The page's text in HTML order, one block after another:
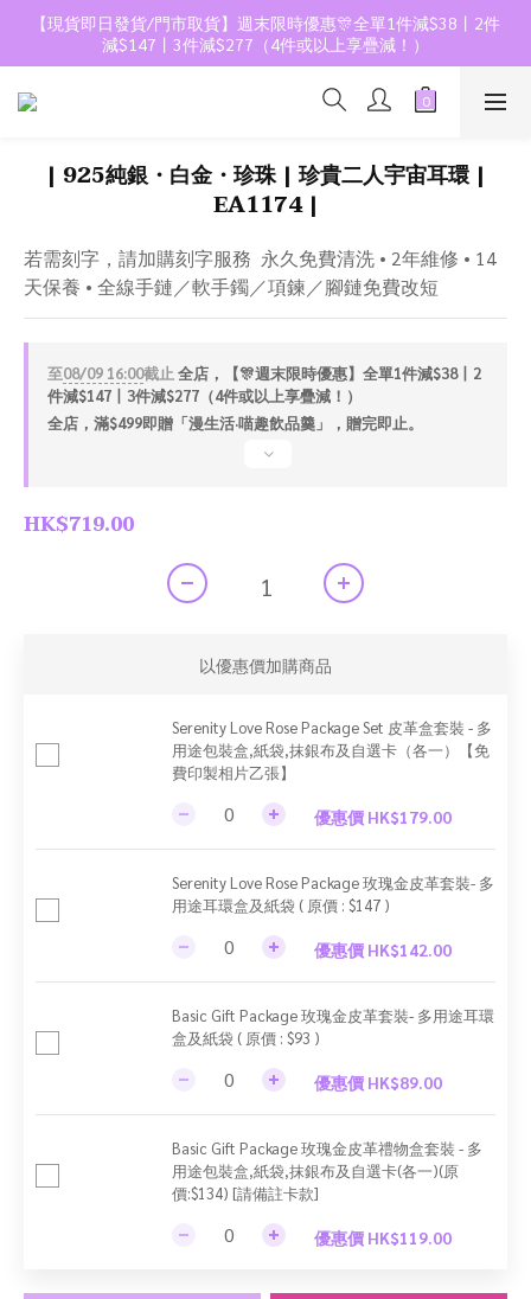
【現貨即日發貨/門市取貨】週末限時優惠🎊全單1件減$38丨2件
減$147丨3件減$277（4件或以上享疊減！）
| 925純銀・白金・珍珠 | 珍貴二人宇宙耳環 |
EA1174 |
若需刻字，請加購刻字服務  永久免費清洗 • 2年維修 • 14
天保養 • 全線手鏈／軟手鐲／項鍊／腳鏈免費改短
至08/09 16:00截止 全店，【🎊週末限時優惠】全單1件減$38丨2
件減$147丨3件減$277（4件或以上享疊減！）
全店，滿$499即贈「漫生活·喵趣飲品羹」，贈完即止。
HK$719.00
以優惠價加購商品
Serenity Love Rose Package Set 皮革盒套裝 - 多
用途包裝盒,紙袋,抹銀布及自選卡（各一）【免
費印製相片乙張】
優惠價 HK$179.00
Serenity Love Rose Package 玫瑰金皮革套裝- 多
用途耳環盒及紙袋 ( 原價 : $147 )
優惠價 HK$142.00
Basic Gift Package 玫瑰金皮革套裝- 多用途耳環
盒及紙袋 ( 原價 : $93 )
優惠價 HK$89.00
Basic Gift Package 玫瑰金皮革禮物盒套裝 - 多
用途包裝盒,紙袋,抹銀布及自選卡(各一)(原
價:$134) [請備註卡款]
優惠價 HK$119.00